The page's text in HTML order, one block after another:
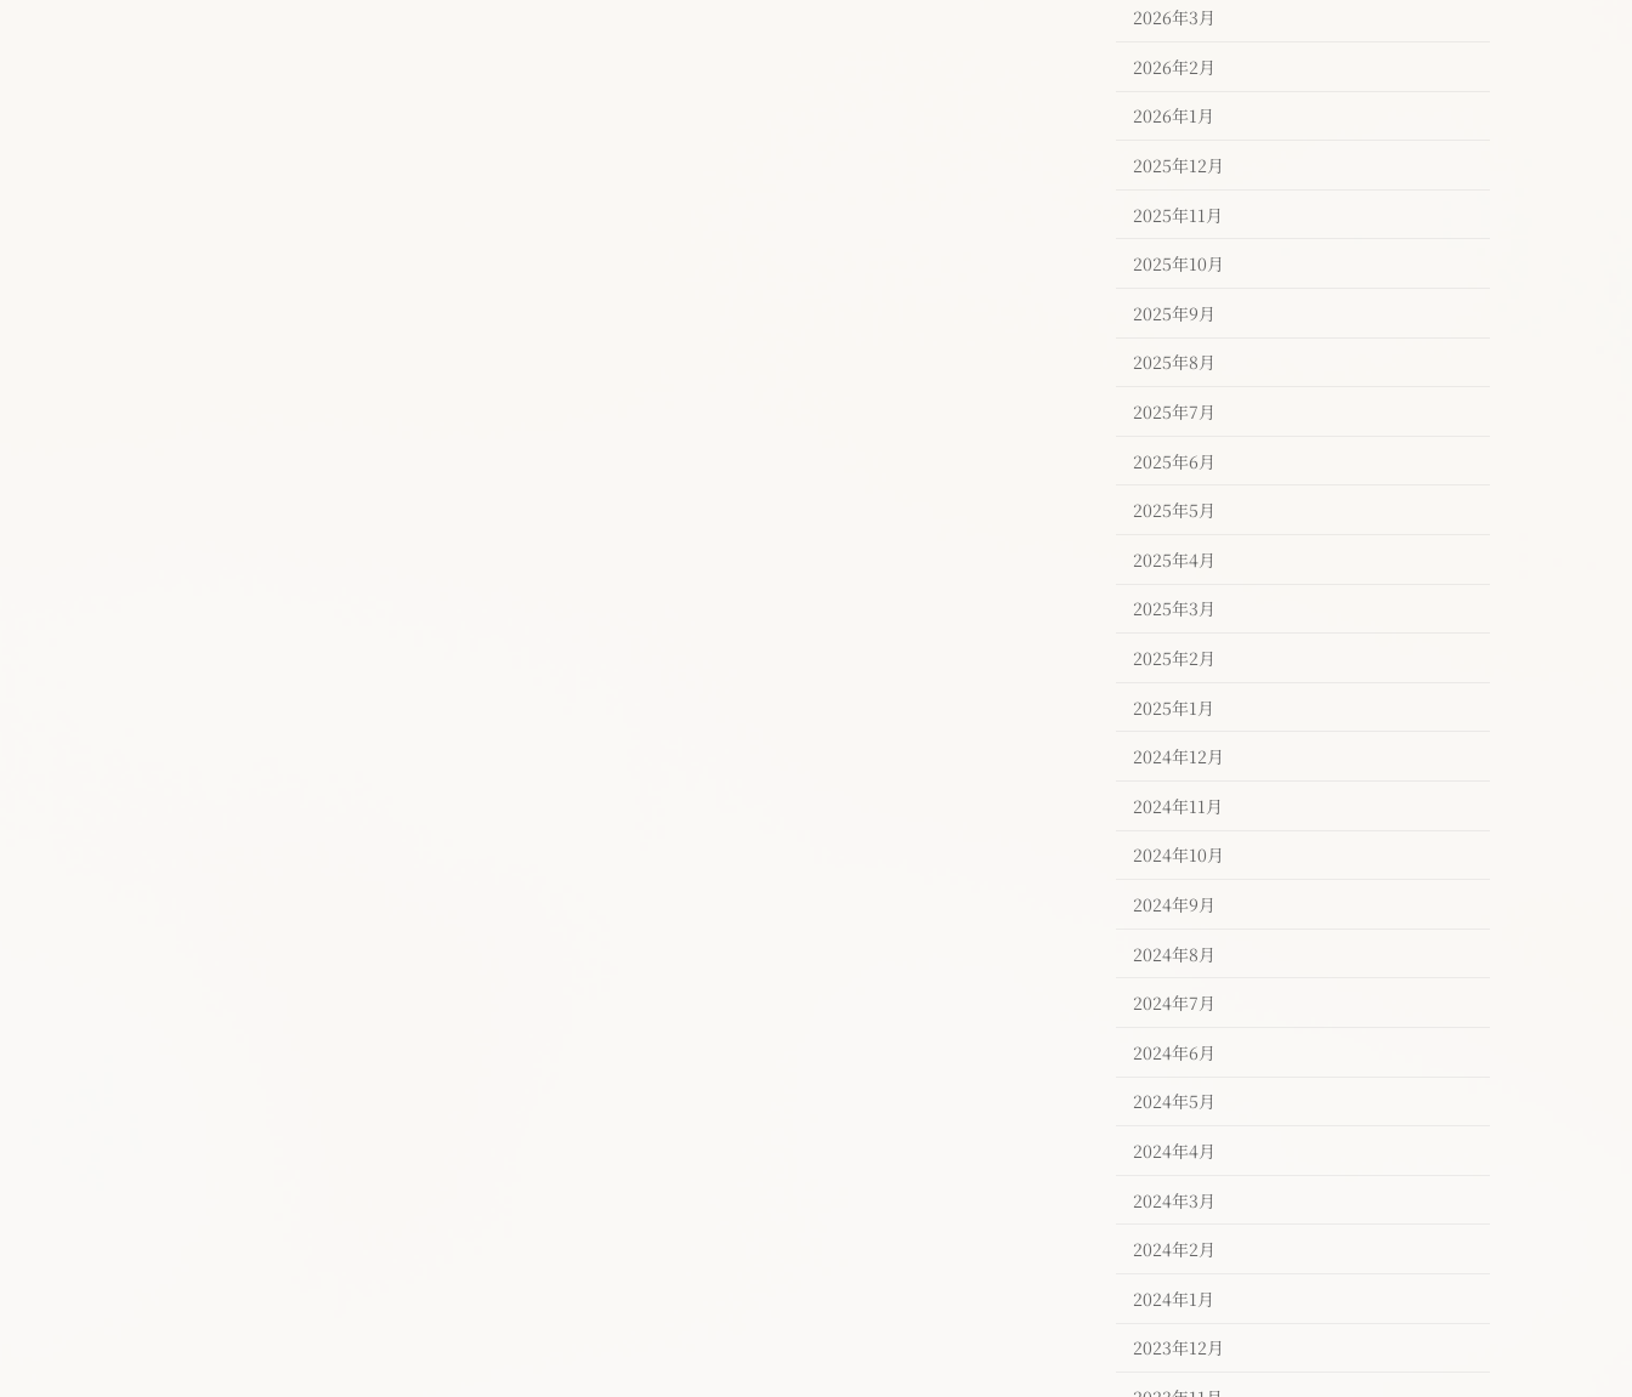
2026年3月
2026年2月
2026年1月
2025年12月
2025年11月
2025年10月
2025年9月
2025年8月
2025年7月
2025年6月
2025年5月
2025年4月
2025年3月
2025年2月
2025年1月
2024年12月
2024年11月
2024年10月
2024年9月
2024年8月
2024年7月
2024年6月
2024年5月
2024年4月
2024年3月
2024年2月
2024年1月
2023年12月